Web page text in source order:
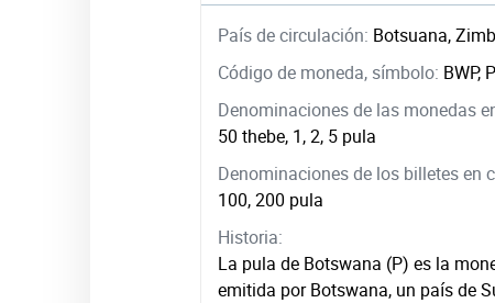
País de circulación: Botsuana,
Código de moneda, símbolo: BWP, P
Denominaciones de las monedas
50 thebe, 1, 2, 5 pula
Denominaciones de los billetes en
100, 200 pula
Historia:
La pula de Botswana (Р) es la
emitida por Botswana, un país de